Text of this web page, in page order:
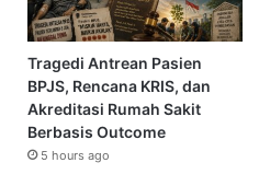
Tragedi Antrean Pasien
BPJS, Rencana KRIS, dan
Akreditasi Rumah Sakit
Berbasis Outcome
5 hours ago